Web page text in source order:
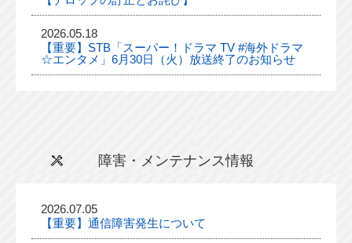
2026.05.18
【重要】STB「スーパー！ドラマ TV #海外ドラマ
☆エンタメ」6月30日（火）放送終了のお知らせ
障害・メンテナンス情報
2026.07.05
【重要】通信障害発生について